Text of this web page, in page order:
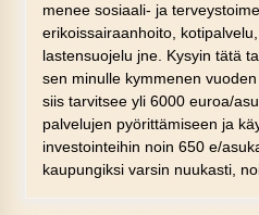
menee sosiaali- ja
erikoissairaanhoito,
lastensuojelu jne. Kysyin tätä
sen minulle kymmenen
siis tarvitsee yli 6000 euroa/
palvelujen pyörittämiseen ja
investointeihin noin 650 e/
kaupungiksi varsin nuukasti,